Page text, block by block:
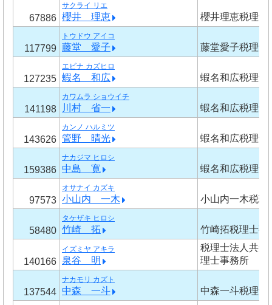
67886
サクライ リエ
櫻井 理恵 櫻井理恵税理士
117799
トウドウ アイコ
藤堂 愛子 藤堂愛子税理士
127235
エビナ カズヒロ
蝦名 和広 蝦名和広税理士
141198
カワムラ ショウイチ
川村 省一 蝦名和広税理士
143626
カンノ ハルミツ
管野 晴光 蝦名和広税理士
159386
ナカジマ ヒロシ
中島 寛 蝦名和広税理士
97573
オサナイ カズキ
小山内 一木 小山内一木税理
58480
タケザキ ヒロシ
竹崎 拓 竹崎拓税理士事
140166
イズミヤ アキラ
泉谷 明
税理士法人共
理士事務所
137544
ナカモリ カズト
中森 一斗 中森一斗税理士